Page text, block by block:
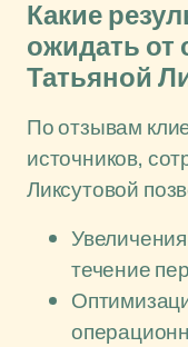
Какие
ожидать от
Татьяной
По отзывам
источников,
Ликсутовой
течение